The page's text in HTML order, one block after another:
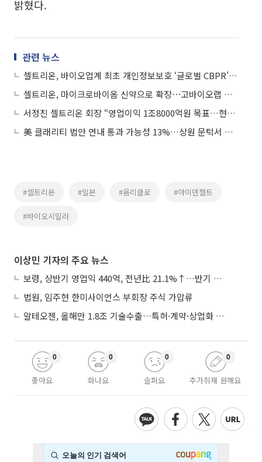
밝혔다.
관련 뉴스
셀트리온, 바이오업계 최초 개인정보보호 ‘글로벌 CBPR’ 인증 획득
셀트리온, 마이크로바이옴 신약으로 확장⋯고바이오랩 장 질환 치료제 도입
서정진 셀트리온 회장 “영업이익 1조8000억원 목표…현금배당 확대”
美 클래리티 법안 연내 통과 가능성 13%…상원 문턱서 제동
#셀트리온 #일본 #옴리클로 #아이덴젤트
#바이오시밀러
이상민 기자의 주요 뉴스
보령, 상반기 영업익 440억, 전년比 21.1%↑…반기 역대 최대
법원, 임주현 한미사이언스 부회장 주식 가압류
알테오젠, 올해만 1.8조 기술수출…특허·계약·상업화 ‘삼박자’
좋아요
0
화나요
0
슬퍼요
0
추가취재 원해요
0